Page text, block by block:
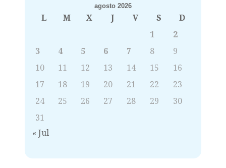
agosto 2026
L M X J V S
D
1
2
3
4 5 6 7 8
9
10
11 12 13 14 15
16
17
18 19 20 21 22
23
24
25 26 27 28 29
30
31
« Jul